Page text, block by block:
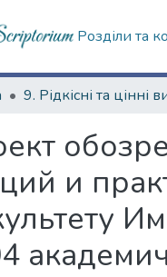
Розділи та
и